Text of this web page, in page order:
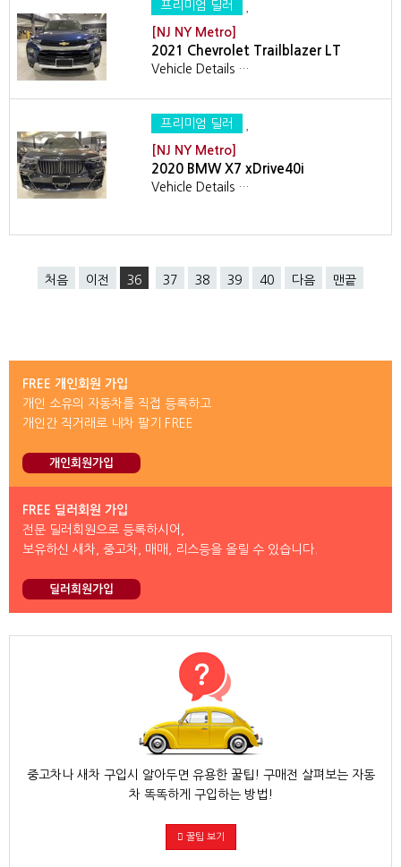
프리미엄 딜러
[NJ NY Metro]
2021 Chevrolet Trailblazer LT
Vehicle Details …
프리미엄 딜러
[NJ NY Metro]
2020 BMW X7 xDrive40i
Vehicle Details …
처음 이전 36 37 38 39 40 다음 맨끝
FREE 개인회원 가입
개인 소유의 자동차를 직접 등록하고
개인간 직거래로 내차 팔기 FREE
개인회원가입
FREE 딜러회원 가입
전문 딜러회원으로 등록하시어,
보유하신 새차, 중고차, 매매, 리스등을 올릴 수 있습니다.
딜러회원가입
중고차나 새차 구입시 알아두면 유용한 꿀팁! 구매전 살펴보는 자동
차 똑똑하게 구입하는 방법!
꿀팁 보기